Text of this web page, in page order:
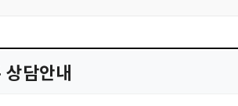
담안내